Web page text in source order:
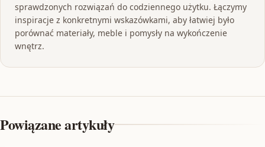
sprawdzonych rozwiązań do codziennego użytku. Łączymy
inspiracje z konkretnymi wskazówkami, aby łatwiej było
porównać materiały, meble i pomysły na wykończenie
wnętrz.
Powiązane artykuły